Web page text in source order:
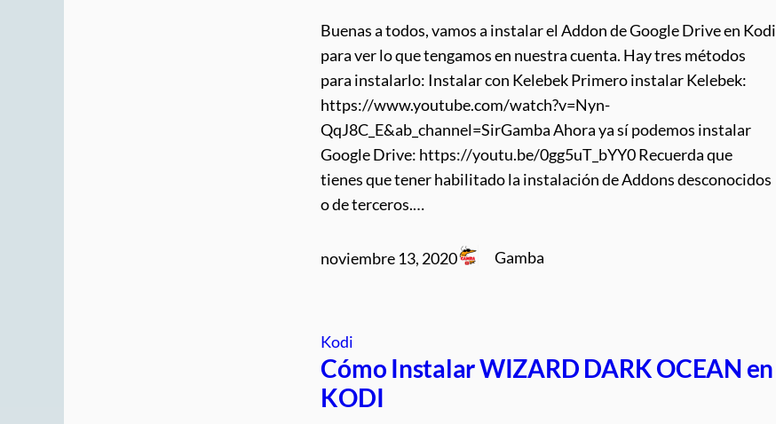
Buenas a todos, vamos a instalar el Addon de Google Drive en Kodi
para ver lo que tengamos en nuestra cuenta. Hay tres métodos
para instalarlo: Instalar con Kelebek Primero instalar Kelebek:
https://www.youtube.com/watch?v=Nyn-
QqJ8C_E&ab_channel=SirGamba Ahora ya sí podemos instalar
Google Drive: https://youtu.be/0gg5uT_bYY0 Recuerda que
tienes que tener habilitado la instalación de Addons desconocidos
o de terceros.…
noviembre 13, 2020 Gamba
Kodi
Cómo Instalar WIZARD DARK OCEAN en
KODI